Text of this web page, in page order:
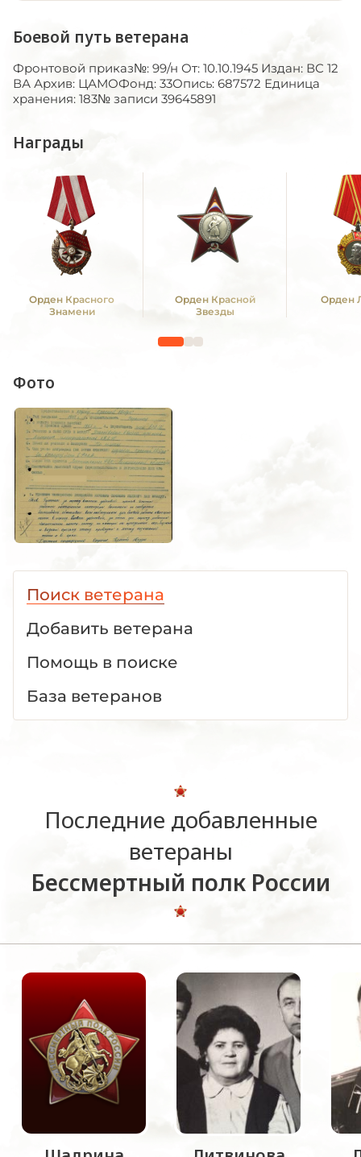
Боевой путь ветерана
Фронтовой приказ№: 99/н От: 10.10.1945 Издан: ВС 12
ВА Архив: ЦАМОФонд: 33Опись: 687572 Единица
хранения: 183№ записи 39645891
Награды
Орден Красного
Знамени
Орден Красной
Звезды
Орден
Фото
Поиск ветерана
Добавить ветерана
Помощь в поиске
База ветеранов
Последние добавленные
ветераны
Бессмертный полк России